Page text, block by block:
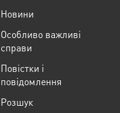
Новини
Особливо важливі
справи
Повістки і
повідомлення
Розшук